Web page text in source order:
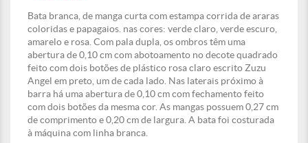
Bata branca, de manga curta com estampa corrida de araras
coloridas e papagaios. nas cores: verde claro, verde escuro,
amarelo e rosa. Com pala dupla, os ombros têm uma
abertura de 0,10 cm com abotoamento no decote quadrado
feito com dois botões de plástico rosa claro escrito Zuzu
Angel em preto, um de cada lado. Nas laterais próximo à
barra há uma abertura de 0,10 cm com fechamento feito
com dois botões da mesma cor. As mangas possuem 0,27 cm
de comprimento e 0,20 cm de largura. A bata foi costurada
à máquina com linha branca.